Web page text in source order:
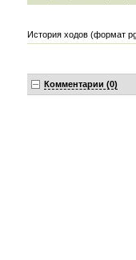
История ходов (формат
Комментарии (0)